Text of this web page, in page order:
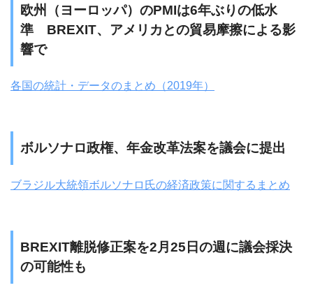
欧州（ヨーロッパ）のPMIは6年ぶりの低水
準 BREXIT、アメリカとの貿易摩擦による影
響で
各国の統計・データのまとめ（2019年）
ボルソナロ政権、年金改革法案を議会に提出
ブラジル大統領ボルソナロ氏の経済政策に関するまとめ
BREXIT離脱修正案を2月25日の週に議会採決
の可能性も